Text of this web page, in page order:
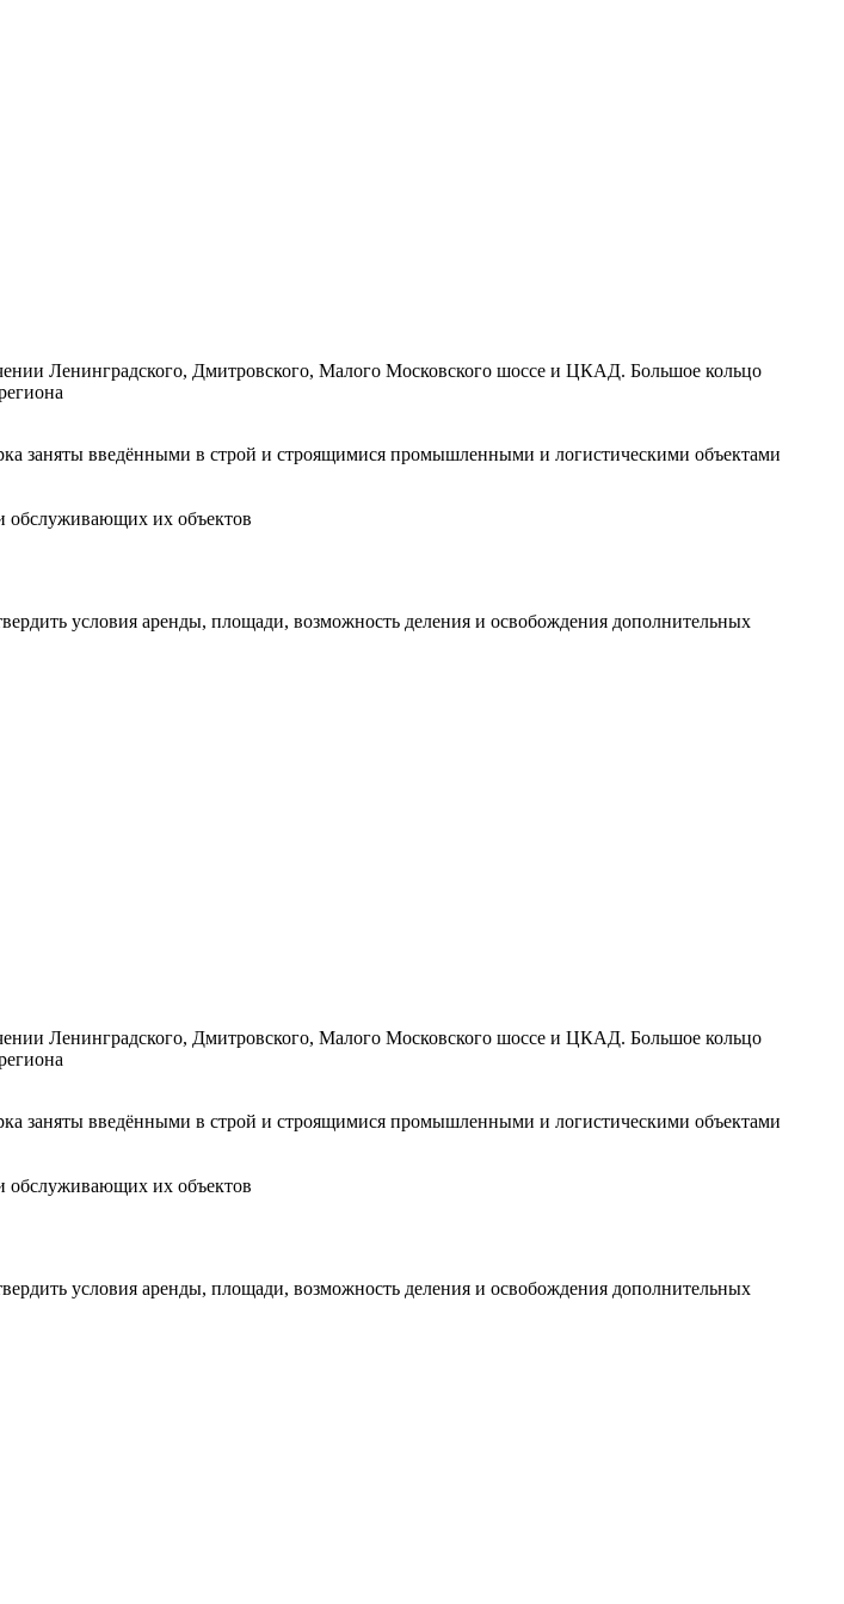
Ленинградского, Дмитровского, Малого Московского шоссе и ЦКАД. Большое кольцо
заняты введёнными в строй и строящимися промышленными и логистическими объектами
обслуживающих их объектов
условия аренды, площади, возможность деления и освобождения дополнительных
Ленинградского, Дмитровского, Малого Московского шоссе и ЦКАД. Большое кольцо
заняты введёнными в строй и строящимися промышленными и логистическими объектами
обслуживающих их объектов
условия аренды, площади, возможность деления и освобождения дополнительных